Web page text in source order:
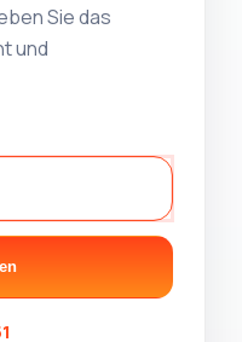
Sie das
und